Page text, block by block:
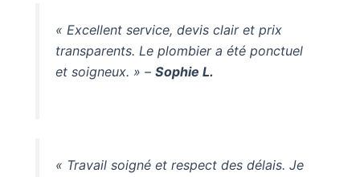
« Excellent service, devis clair et prix
transparents. Le plombier a été ponctuel
et soigneux. » –Sophie L.
« Travail soigné et respect des délais. Je